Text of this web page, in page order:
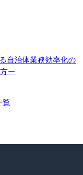
自治体業務効率化の
ー
覧